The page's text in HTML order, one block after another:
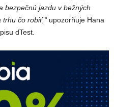
bezpečnú jazdu v bežných
trhu čo robiť,“ upozorňuje Hana
dTest.